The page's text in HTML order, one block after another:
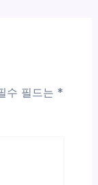
수 필드는 *